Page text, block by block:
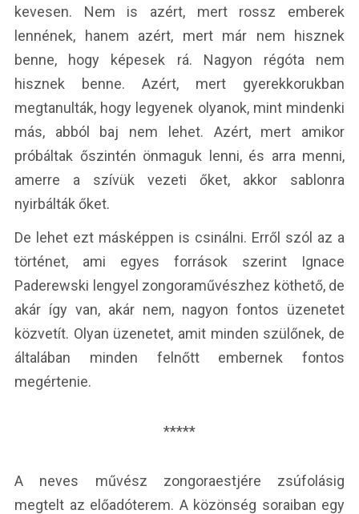
kevesen. Nem is azért, mert rossz emberek
lennének, hanem azért, mert már nem hisznek
benne, hogy képesek rá. Nagyon régóta nem
hisznek benne. Azért, mert gyerekkorukban
megtanulták, hogy legyenek olyanok, mint mindenki
más, abból baj nem lehet. Azért, mert amikor
próbáltak őszintén önmaguk lenni, és arra menni,
amerre a szívük vezeti őket, akkor sablonra
nyirbálták őket.
De lehet ezt másképpen is csinálni. Erről szól az a
történet, ami egyes források szerint Ignace
Paderewski lengyel zongoraművészhez köthető, de
akár így van, akár nem, nagyon fontos üzenetet
közvetít. Olyan üzenetet, amit minden szülőnek, de
általában minden felnőtt embernek fontos
megértenie.
*****
A neves művész zongoraestjére zsúfolásig
megtelt az előadóterem. A közönség soraiban egy